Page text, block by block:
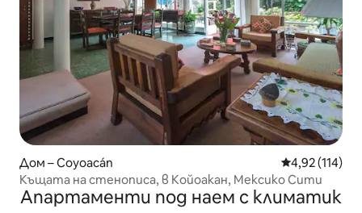
Дом – Coyoacán Средна
4,92 (114)
Къщата на стенописа, в Койоакан, Мексико Сити
Апартаменти под наем с климатик